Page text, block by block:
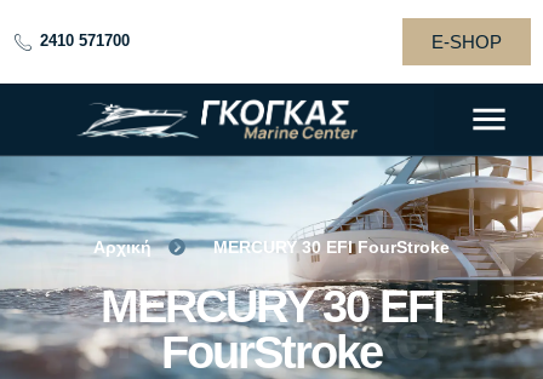
E-SHOP
2410 571700
MERCURY 30 EFI
FourStroke
Αρχική MERCURY 30 EFI FourStroke
MERCURY 30 EFI
FourStroke